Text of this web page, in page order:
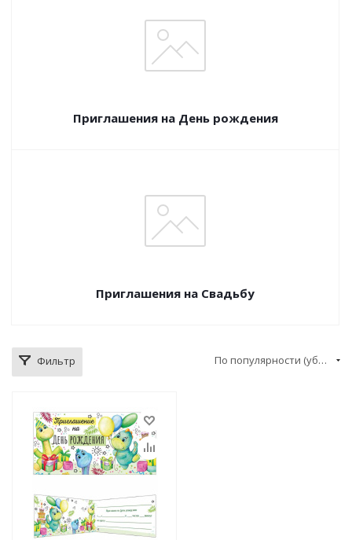
Приглашения на День рождения
Приглашения на Свадьбу
Фильтр По популярности (убывание)